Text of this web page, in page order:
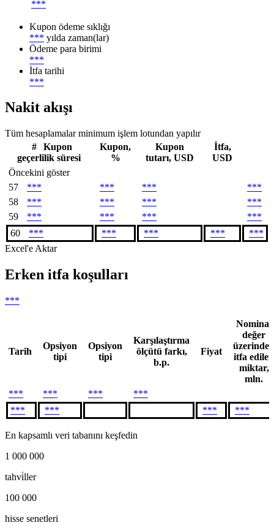
***
Kupon ödeme sıklığı
*** yılda zaman(lar)
Ödeme para birimi
***
İtfa tarihi
***
Nakit akışı
Tüm hesaplamalar minimum işlem lotundan yapılır
#
Kupon
geçerlilik süresi
Kupon,
%
Kupon
tutarı, USD
İtfa,
USD
Öncekini göster
57
*** *** ***
***
58
*** *** ***
***
59
*** *** ***
***
60
*** *** *** ***
***
Excel'e Aktar
Erken itfa koşulları
***
Tarih
Opsiyon
tipi
Opsiyon
tipi
Karşılaştırma
ölçütü farkı,
b.p.
Fiyat
Nominal
değer
üzerinden
itfa edilen
miktar,
mln.
***
*** ***
***
***
*** *** ***
En kapsamlı veri tabanını keşfedin
1 000 000
tahvi̇ller
100 000
hisse senetleri